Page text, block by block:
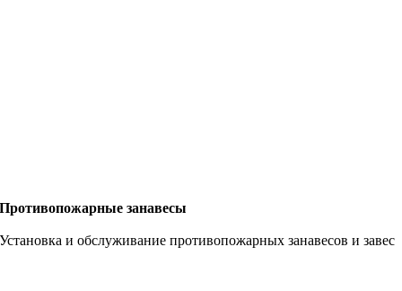
Противопожарные занавесы
Установка и обслуживание противопожарных занавесов и завес